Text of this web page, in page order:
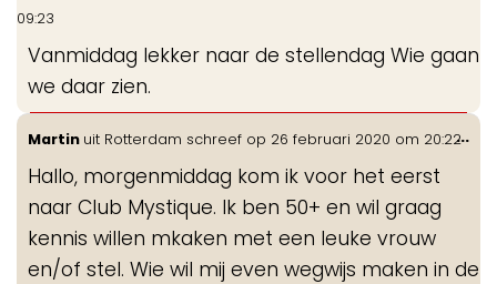
09:23
Vanmiddag lekker naar de stellendag Wie gaan
we daar zien.
Martin uit Rotterdam schreef op 26 februari 2020 om 20:22
Hallo, morgenmiddag kom ik voor het eerst
naar Club Mystique. Ik ben 50+ en wil graag
kennis willen mkaken met een leuke vrouw
en/of stel. Wie wil mij even wegwijs maken in de
...